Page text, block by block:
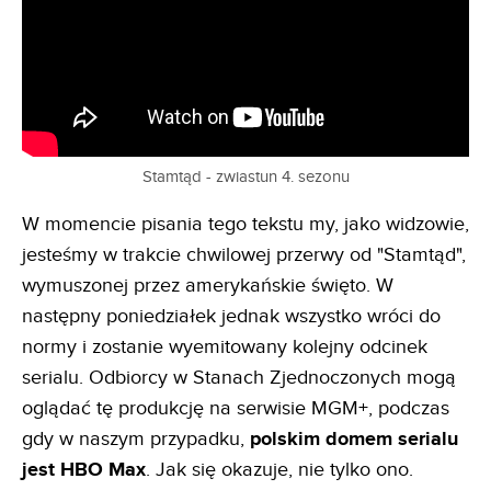
Stamtąd - zwiastun 4. sezonu
W momencie pisania tego tekstu my, jako widzowie,
jesteśmy w trakcie chwilowej przerwy od "Stamtąd",
wymuszonej przez amerykańskie święto. W
następny poniedziałek jednak wszystko wróci do
normy i zostanie wyemitowany kolejny odcinek
serialu. Odbiorcy w Stanach Zjednoczonych mogą
oglądać tę produkcję na serwisie MGM+, podczas
gdy w naszym przypadku, polskim domem serialu
jest HBO Max. Jak się okazuje, nie tylko ono.